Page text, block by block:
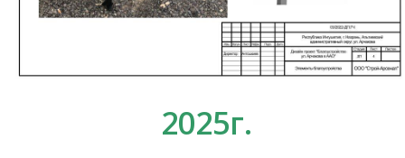
2025г.